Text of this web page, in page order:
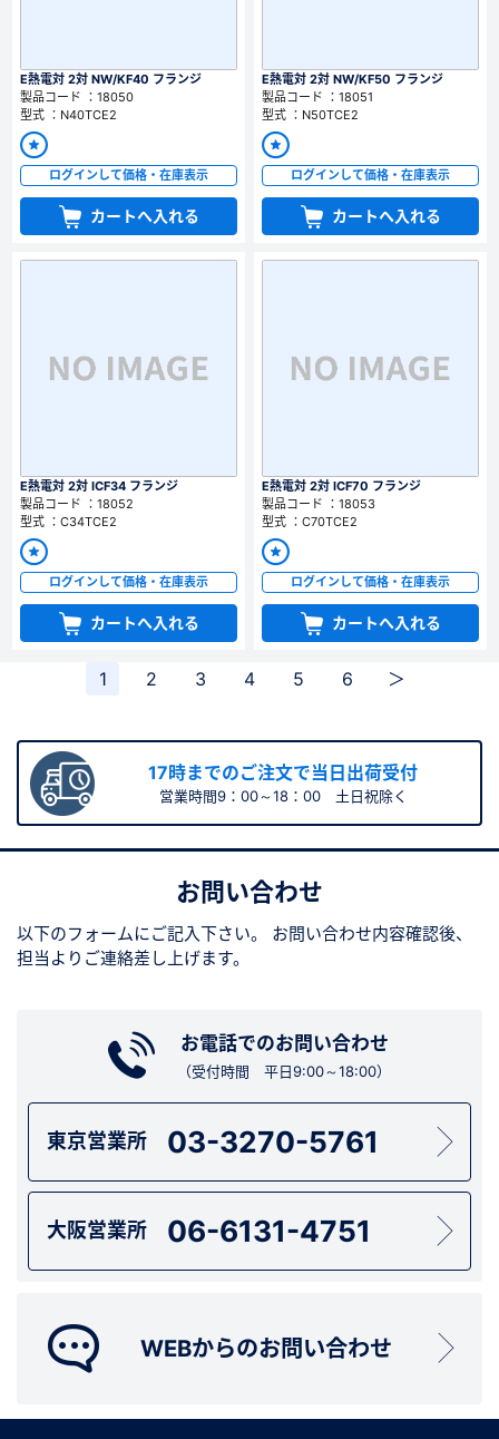
E熱電対 2対 NW/KF40 フランジ
製品コード ：18050
型式 ：N40TCE2
ログインして価格・在庫表示
カートへ入れる
E熱電対 2対 NW/KF50 フランジ
製品コード ：18051
型式 ：N50TCE2
ログインして価格・在庫表示
カートへ入れる
E熱電対 2対 ICF34 フランジ
製品コード ：18052
型式 ：C34TCE2
ログインして価格・在庫表示
カートへ入れる
E熱電対 2対 ICF70 フランジ
製品コード ：18053
型式 ：C70TCE2
ログインして価格・在庫表示
カートへ入れる
1 2 3 4 5 6 ＞
17時までのご注文で当日出荷受付
営業時間9：00～18：00 土日祝除く
お問い合わせ
以下のフォームにご記入下さい。
お問い合わせ内容確認後、
担当よりご連絡差し上げます。
お電話でのお問い合わせ
（受付時間 平日9:00～18:00）
東京営業所 03-3270-5761
大阪営業所 06-6131-4751
WEBからのお問い合わせ